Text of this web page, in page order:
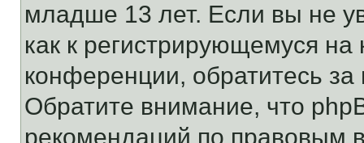
младше 13 лет. Если вы не
как к регистрирующемуся
конференции, обратитесь
Обратите внимание, что
рекомендаций по правовым